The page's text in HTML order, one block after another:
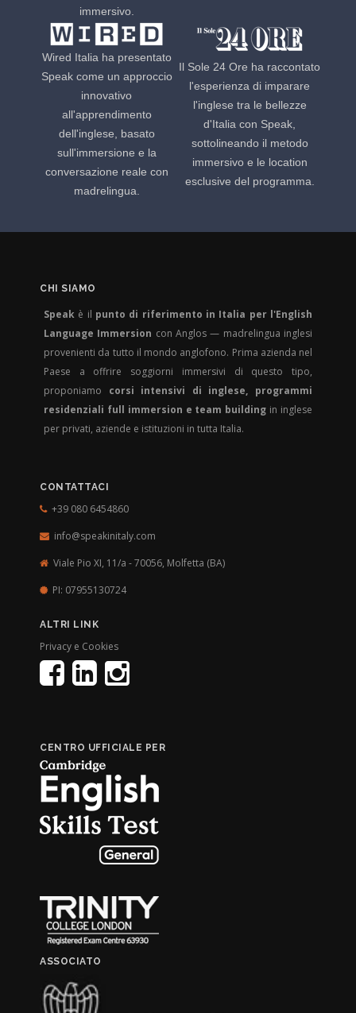
immersivo.
Wired Italia ha presentato
Speak come un approccio
innovativo
all'apprendimento
dell'inglese, basato
sull'immersione e la
conversazione reale con
madrelingua.
Il Sole 24 Ore ha raccontato
l'esperienza di imparare
l'inglese tra le bellezze
d'Italia con Speak,
sottolineando il metodo
immersivo e le location
esclusive del programma.
CHI SIAMO
Speak è il punto di riferimento in Italia per l'English
Language Immersion con Anglos — madrelingua inglesi
provenienti da tutto il mondo anglofono. Prima azienda nel
Paese a offrire soggiorni immersivi di questo tipo,
proponiamo corsi intensivi di inglese, programmi
residenziali full immersion e team building in inglese
per privati, aziende e istituzioni in tutta Italia.
CONTATTACI
+39 080 6454860
info@speakinitaly.com
Viale Pio XI, 11/a - 70056, Molfetta (BA)
PI: 07955130724
ALTRI LINK
Privacy e Cookies
CENTRO UFFICIALE PER
ASSOCIATO